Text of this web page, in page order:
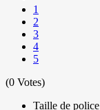
1
2
3
4
5
(0 Votes)
Taille de police